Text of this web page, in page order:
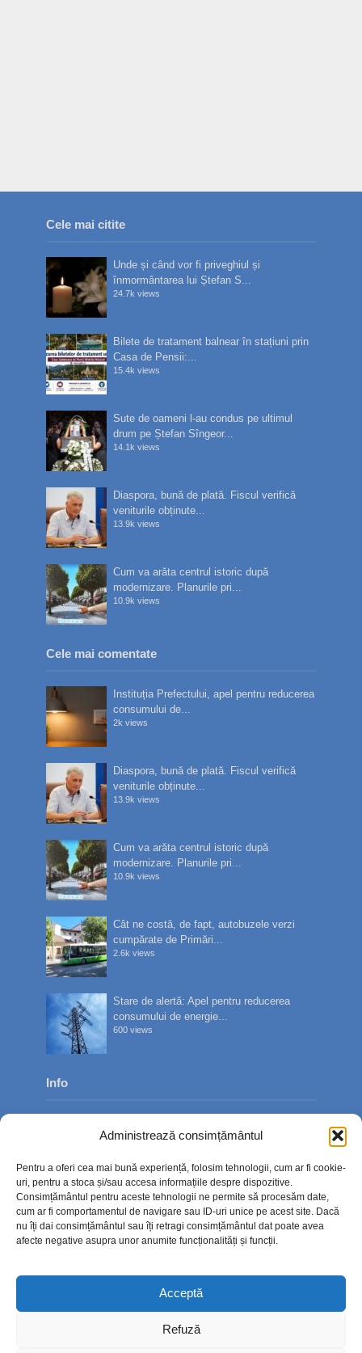
Administrează consimțământul
Pentru a oferi cea mai bună experiență, folosim tehnologii, cum ar fi cookie-
uri, pentru a stoca și/sau accesa informațiile despre dispozitive.
Consimțământul pentru aceste tehnologii ne permite să procesăm date,
cum ar fi comportamentul de navigare sau ID-uri unice pe acest site. Dacă
nu îți dai consimțământul sau îți retragi consimțământul dat poate avea
afecte negative asupra unor anumite funcționalități și funcții.
Acceptă
Refuză
Cele mai citite
Unde și când vor fi priveghiul și
înmormântarea lui Ștefan S...
24.7k views
Bilete de tratament balnear în stațiuni prin
Casa de Pensii:...
15.4k views
Sute de oameni l-au condus pe ultimul
drum pe Ștefan Sîngeor...
14.1k views
Diaspora, bună de plată. Fiscul verifică
veniturile obținute...
13.9k views
Cum va arăta centrul istoric după
modernizare. Planurile pri...
10.9k views
Cele mai comentate
Instituția Prefectului, apel pentru reducerea
consumului de...
2k views
Diaspora, bună de plată. Fiscul verifică
veniturile obținute...
13.9k views
Cum va arăta centrul istoric după
modernizare. Planurile pri...
10.9k views
Cât ne costă, de fapt, autobuzele verzi
cumpărate de Primări...
2.6k views
Stare de alertă: Apel pentru reducerea
consumului de energie...
600 views
Info
Contact
Politica de confidențialitate
Politică cookie-uri (UE)